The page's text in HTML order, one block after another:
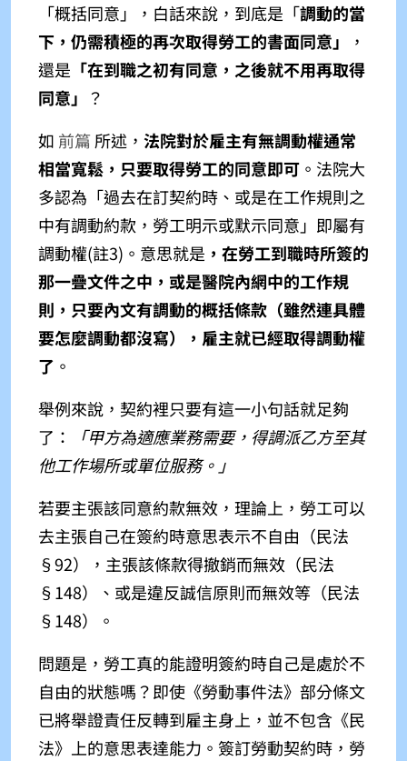
「概括同意」，白話來說，到底是「調動的當
下，仍需積極的再次取得勞工的書面同意」
，
還是 「在到職之初有同意，之後就不用再取得
同意」 ？
如 前篇 所述， 法院對於雇主有無調動權通常
相當寬鬆，只要取得勞工的同意即可。法院大
多認為「過去在訂契約時、或是在工作規則之
中有調動約款，勞工明示或默示同意」即屬有
調動權(註3) 。意思就是 ，在勞工到職時所簽的
那一疊文件之中，或是醫院內網中的工作規
則，只要內文有調動的概括條款（雖然連具體
要怎麼調動都沒寫），雇主就已經取得調動權
了 。
舉例來說，契約裡只要有這一小句話就足夠
了：
「甲方為適應業務需要，得調派乙方至其
他工作場所或單位服務。」
若要主張該同意約款無效，理論上，勞工可以
去主張自己在簽約時意思表示不自由（民法
§92），主張該條款得撤銷而無效（民法
§148）、或是違反誠信原則而無效等（民法
§148）。
問題是，勞工真的能證明簽約時自己是處於不
自由的狀態嗎？即使《勞動事件法》部分條文
已將舉證責任反轉到雇主身上，並不包含《民
法》上的意思表達能力。簽訂勞動契約時，勞